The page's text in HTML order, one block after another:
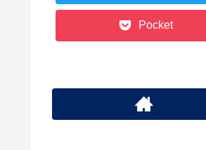
Pocket